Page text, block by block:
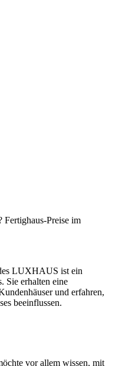
LUXHAUS ist ein
Sie erhalten eine
und erfahren,
beeinflussen.
vor allem wissen, mit